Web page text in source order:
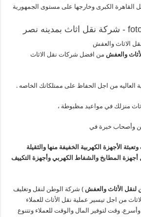
القاهرة الكبرى وخارجها على مستوى الجمهورية
الاثاث والعفش
والعفش من افضل شركات نقل الاثاث
العاليه من اجل الحفاظ على ممتلكاتك الخاصه .
منزلك في مواعيد مظبوطة ،
وأصحاب خبرة في
الأجهزة الكهربية الخفيفة منها والثقيلة
أجهزة المطابخ والشفاط الكهربي وأجهزة التكييف
الأثاث والعفش ) شركة الوطن لنقل وتغليف
من اجل تيسير عملية نقل الأثاث للعملاء
وقت لتوفير المال والوقت للعملاء وتتنوع